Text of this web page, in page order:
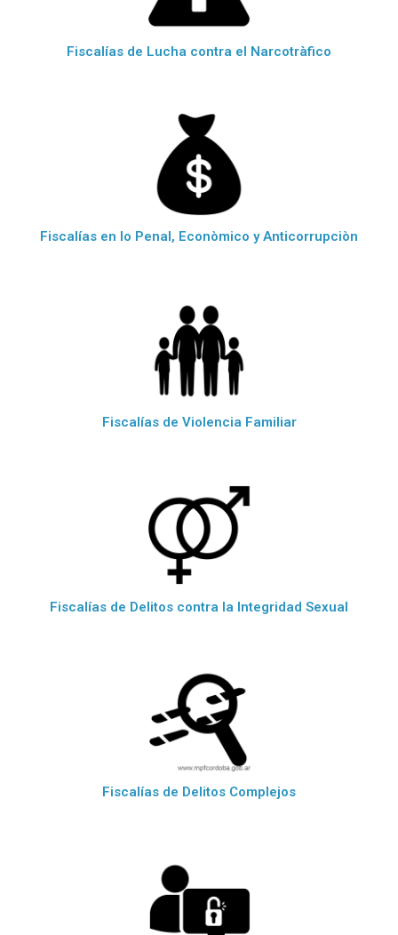
Fiscalías de Lucha contra el Narcotràfico
Fiscalías en lo Penal, Econòmico y Anticorrupciòn
Fiscalías de Violencia Familiar
Fiscalías de Delitos contra la Integridad Sexual
Fiscalías de Delitos Complejos